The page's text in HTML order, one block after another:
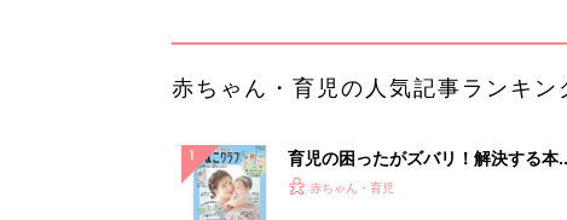
リーダーへの警鐘。自律型組織をつく
る前に外せな...
PR（ビズヒント）